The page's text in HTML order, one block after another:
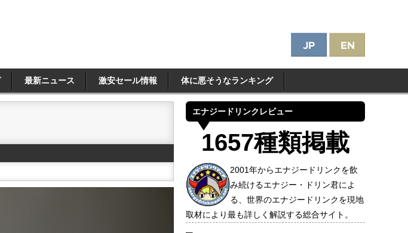
最新ニュース 激安セール情報 体に悪そうなランキング
エナジードリンクレビュー
1657種類掲載
2001年からエナジードリンクを飲
み続けるエナジー・ドリン君によ
る、世界のエナジードリンクを現地
取材により最も詳しく解説する総合サイト。